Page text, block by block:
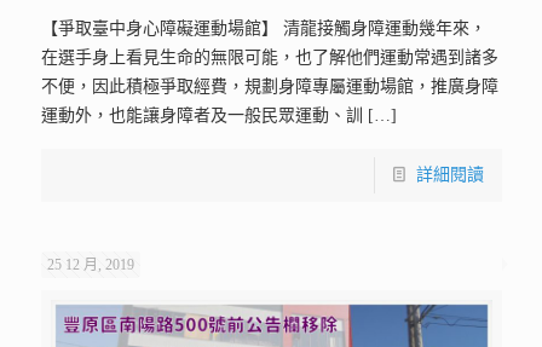
【爭取臺中身心障礙運動場館】 清龍接觸身障運動幾年來，
在選手身上看見生命的無限可能，也了解他們運動常遇到諸多
不便，因此積極爭取經費，規劃身障專屬運動場館，推廣身障
運動外，也能讓身障者及一般民眾運動、訓
[…]
詳細閱讀
25 12 月, 2019